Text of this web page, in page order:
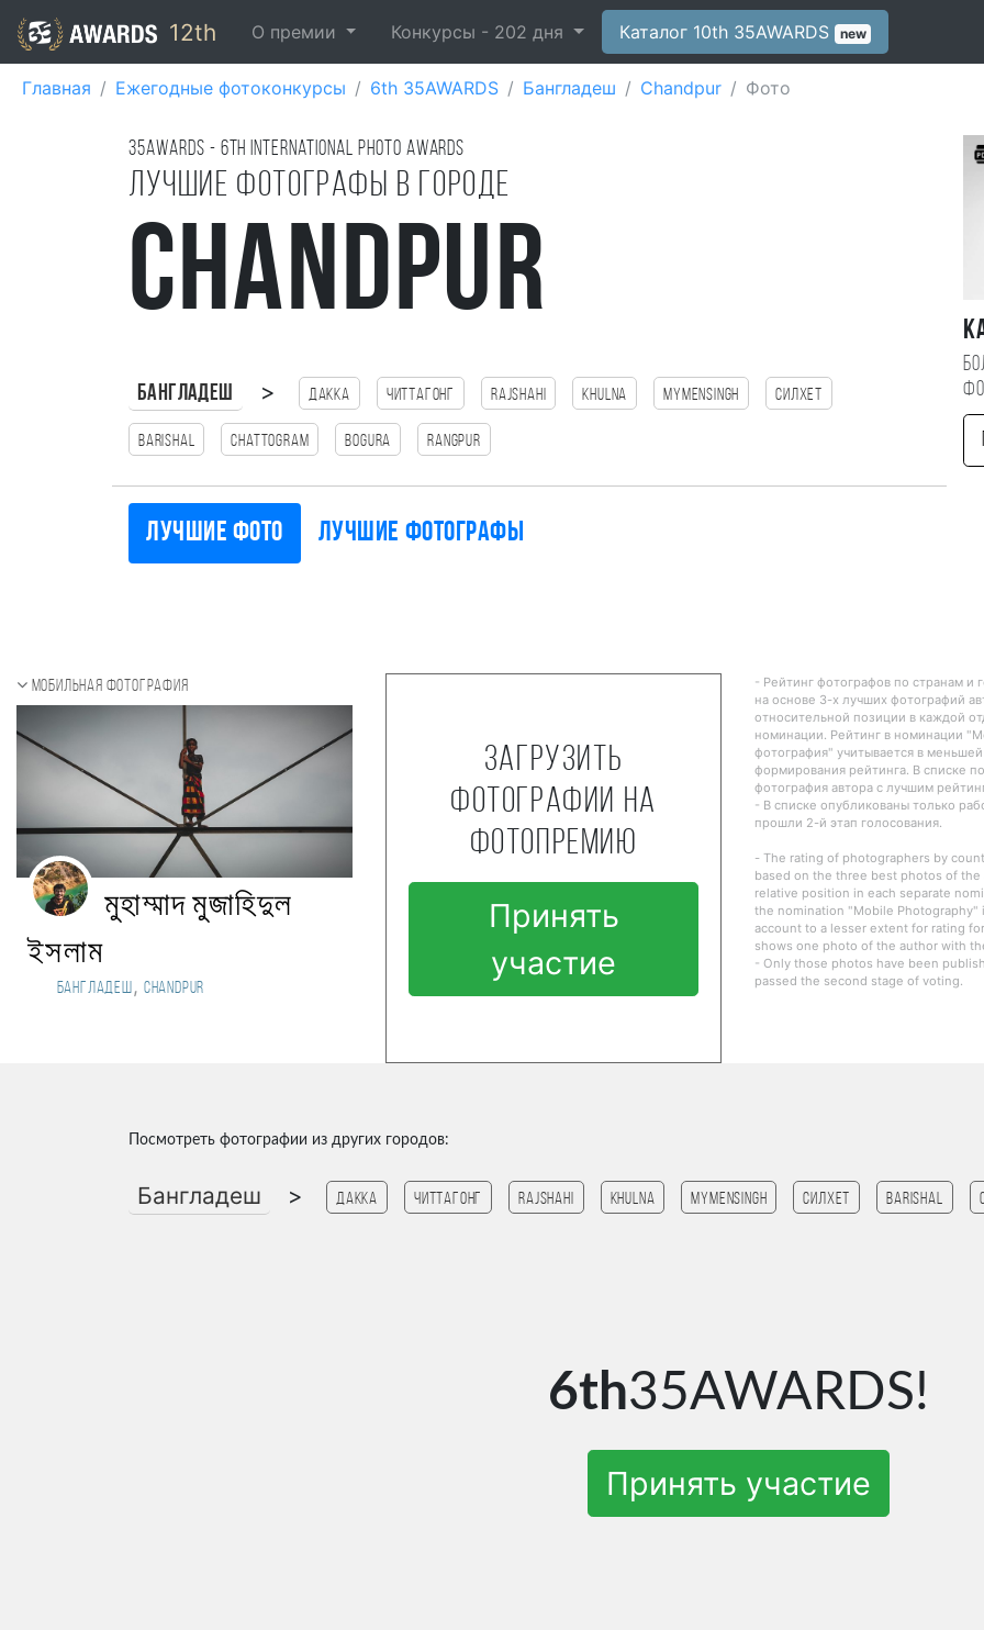
12th О премии Конкурсы - 202 дня Каталог 10th 35AWARDS new
Главная Ежегодные фотоконкурсы 6th 35AWARDS Бангладеш Chandpur Фото
35AWARDS - 6TH international photo awards
Лучшие фотографы в городе
Chandpur
Бангладеш > Дакка Читтагонг Rajshahi Khulna mymensingh Силхет
Barishal Chattogram Bogura Rangpur
Лучшие фото Лучшие фотографы
Мобильная фотография
মুহাম্মাদ মুজাহিদুল
ইসলাম
Бангладеш , Chandpur
Загрузить
фотографии на
фотопремию
Принять
участие
- Рейтинг фотографов по странам и
на основе 3-х лучших фотографий
относительной позиции в каждой
номинации. Рейтинг в номинации
фотография" учитывается в
формирования рейтинга. В списке
фотография автора с лучшим
- В списке опубликованы только
прошли 2-й этап голосования.
- The rating of photographers by
based on the three best photos of
relative position in each separate
the nomination "Mobile Photography"
account to a lesser extent for rating
shows one photo of the author with
- Only those photos have been
passed the second stage of voting.
Посмотреть фотографии из других городов:
Бангладеш > Дакка Читтагонг Rajshahi Khulna mymensingh Силхет Barishal
6th35AWARDS!
Принять участие